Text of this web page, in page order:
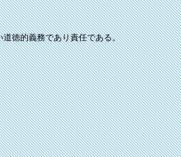
徳的義務であり責任である。